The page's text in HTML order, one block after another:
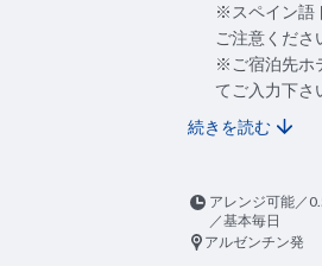
※スペイン語
ご注意くださ
※ご宿泊先ホ
てご入力下さ
続きを読む
アレンジ可能／
／基本毎日
アルゼンチン発